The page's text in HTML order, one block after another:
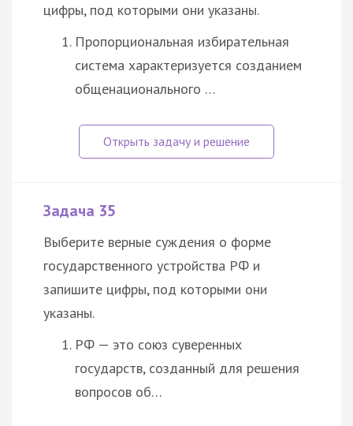
цифры, под которыми они указаны.
Пропорциональная избирательная
система характеризуется созданием
общенационального …
Задача 35
Выберите верные суждения о форме
государственного устройства РФ и
запишите цифры, под которыми они
указаны.
РФ — это союз суверенных
государств, созданный для решения
вопросов об…